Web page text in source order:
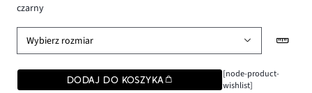
czarny
Wybierz rozmiar
DODAJ DO KOSZYKA
[node-product-
wishlist]